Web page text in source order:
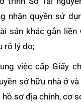
nhận quyền sử
sản khác gắn liền
rõ lý do;
việc cấp Giấy
sở hữu nhà ở
hồ sơ địa chính, cơ